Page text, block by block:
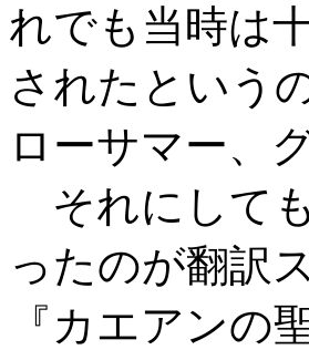
れでも当時は
されたという
ローサマー、
それにして
ったのが翻訳
『カエアンの